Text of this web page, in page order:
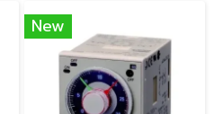
New